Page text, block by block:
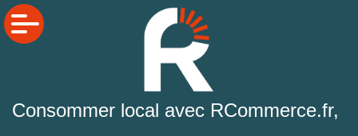
Consommer local avec RCommerce.fr,